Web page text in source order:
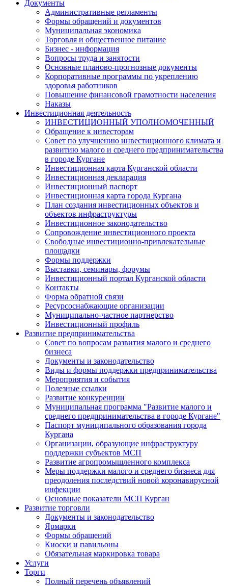
Документы
Административные регламенты
Формы обращений и документов
Муниципальная экономика
Торговля и общественное питание
Бизнес - информация
Вопросы труда и занятости
Основные планово-прогнозные документы
Корпоративные программы по укреплению
здоровья работников
Повышение финансовой грамотности населения
Наказы
Инвестиционная деятельность
ИНВЕСТИЦИОННЫЙ УПОЛНОМОЧЕННЫЙ
Обращение к инвесторам
Совет по улучшению инвестиционного климата и
развитию малого и среднего предпринимательства
в городе Кургане
Инвестиционная карта Курганской области
Инвестиционная декларация
Инвестиционный паспорт
Инвестиционная карта города Кургана
План создания инвестиционных объектов и
объектов инфраструктуры
Инвестиционное законодательство
Сопровождение инвестиционного проекта
Свободные инвестиционно-привлекательные
площадки
Формы поддержки
Выставки, семинары, форумы
Инвестиционный портал Курганской области
Контакты
Форма обратной связи
Ресурсоснабжающие организации
Муниципально-частное партнерство
Инвестиционный профиль
Развитие предпринимательства
Совет по вопросам развития малого и среднего
бизнеса
Документы и законодательство
Виды и формы поддержки предпринимательства
Мероприятия и события
Полезные ссылки
Развитие конкуренции
Муниципальная программа "Развитие малого и
среднего предпринимательства в городе Кургане"
Паспорт муниципального образования города
Кургана
Организации, образующие инфраструктуру
поддержки субъектов МСП
Развитие агропромышленного комплекса
Меры поддержки малого и среднего бизнеса для
преодоления последствий новой коронавирусной
инфекции
Основные показатели МСП Курган
Развитие торговли
Документы и законодательство
Ярмарки
Формы обращений
Киоски и павильоны
Обязательная маркировка товара
Услуги
Торги
Полный перечень объявлений